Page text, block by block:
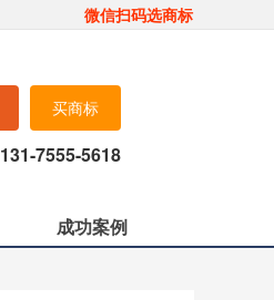
微信扫码选商标
买商标
131-7555-5618
成功案例